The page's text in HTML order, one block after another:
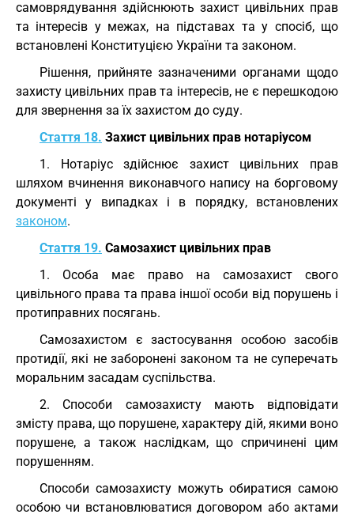
самоврядування здійснюють захист цивільних прав
та інтересів у межах, на підставах та у спосіб, що
встановлені Конституцією України та законом.
Рішення, прийняте зазначеними органами щодо
захисту цивільних прав та інтересів, не є перешкодою
для звернення за їх захистом до суду.
Стаття 18. Захист цивільних прав нотаріусом
1. Нотаріус здійснює захист цивільних прав
шляхом вчинення виконавчого напису на борговому
документі у випадках і в порядку, встановлених
законом.
Стаття 19. Самозахист цивільних прав
1. Особа має право на самозахист свого
цивільного права та права іншої особи від порушень і
протиправних посягань.
Самозахистом є застосування особою засобів
протидії, які не заборонені законом та не суперечать
моральним засадам суспільства.
2. Способи самозахисту мають відповідати
змісту права, що порушене, характеру дій, якими воно
порушене, а також наслідкам, що спричинені цим
порушенням.
Способи самозахисту можуть обиратися самою
особою чи встановлюватися договором або актами